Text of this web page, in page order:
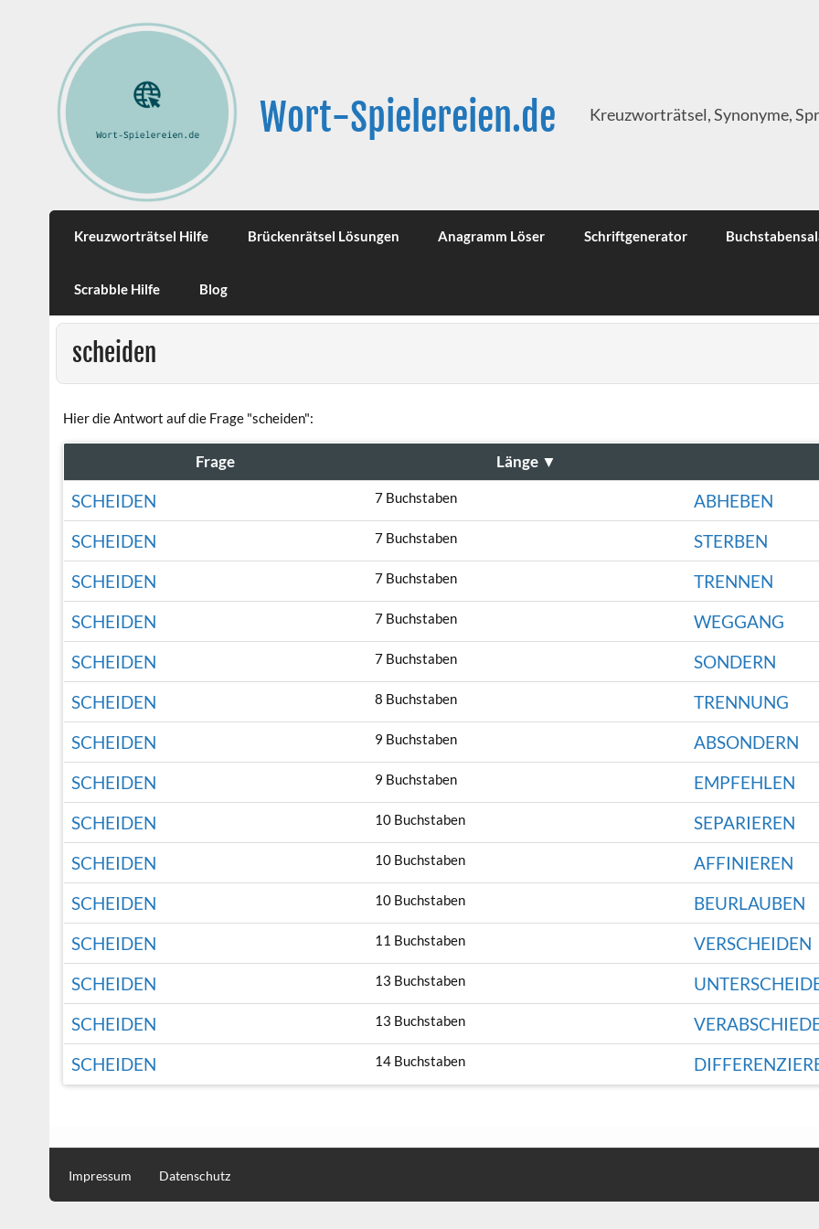
Wort-Spielereien.de Kreuzworträtsel, Synonyme,
Kreuzworträtsel Hilfe Brückenrätsel Lösungen Anagramm Löser Schriftgenerator
Scrabble Hilfe Blog
scheiden
Hier die Antwort auf die Frage "scheiden":
Frage Länge ▼
SCHEIDEN 7 Buchstaben
ABHEBEN
SCHEIDEN
7 Buchstaben
STERBEN
SCHEIDEN
7 Buchstaben
TRENNEN
SCHEIDEN
7 Buchstaben
WEGGANG
SCHEIDEN
7 Buchstaben
SONDERN
SCHEIDEN
8 Buchstaben
TRENNUNG
SCHEIDEN
9 Buchstaben
ABSONDERN
SCHEIDEN
9 Buchstaben
EMPFEHLEN
SCHEIDEN
10 Buchstaben
SEPARIEREN
SCHEIDEN
10 Buchstaben
AFFINIEREN
SCHEIDEN
10 Buchstaben
BEURLAUBEN
SCHEIDEN
11 Buchstaben
VERSCHEIDEN
SCHEIDEN
13 Buchstaben
SCHEIDEN
13 Buchstaben
SCHEIDEN
14 Buchstaben
Impressum Datenschutz